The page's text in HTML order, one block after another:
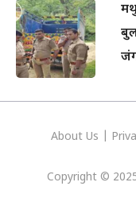
About Us
Copyright ©